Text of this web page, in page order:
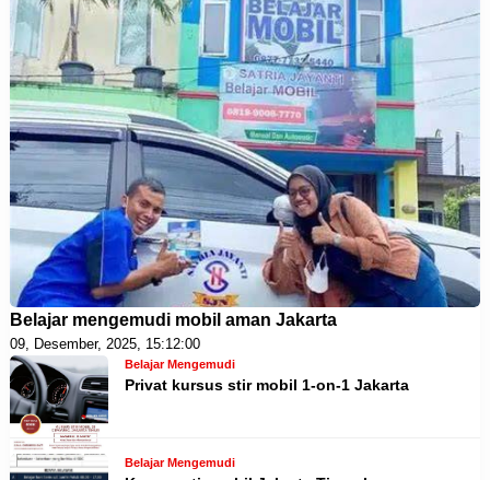
Belajar mengemudi mobil aman Jakarta
09, Desember, 2025, 15:12:00
Belajar Mengemudi
Privat kursus stir mobil 1-on-1 Jakarta
Belajar Mengemudi